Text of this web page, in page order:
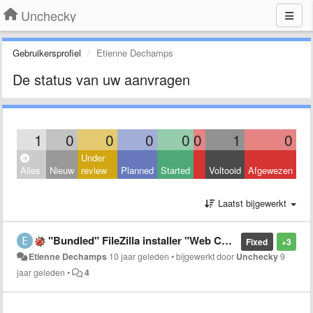
Unchecky
Gebruikersprofiel Etienne Dechamps
De status van uw aanvragen
1 0 0 0 0 0 1 0
Alles Nieuw
Under
review
Planned Started Voltooid Afgewezen
Laatst bijgewerkt
+3
Fixed
"Bundled" FileZilla installer "Web Companion PRO" offer not detected
Etienne Dechamps 10 jaar geleden •bijgewerkt door Unchecky9
jaar geleden • 4